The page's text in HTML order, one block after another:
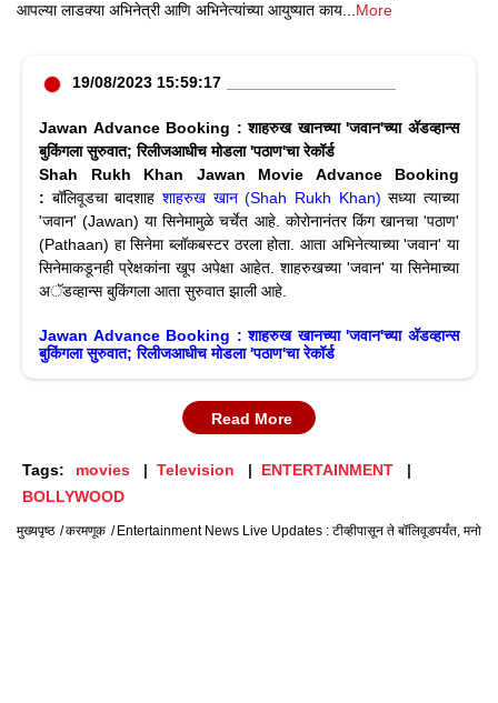
आपल्या लाडक्या अभिनेत्री आणि अभिनेत्यांच्या आयुष्यात काय
More
19/08/2023 15:59:17
Jawan Advance Booking : शाहरुख खानच्या 'जवान'च्या अ‍ॅडव्हान्स
बुकिंगला सुरुवात; रिलीजआधीच मोडला 'पठाण'चा रेकॉर्ड
Shah Rukh Khan Jawan Movie Advance Booking
: बॉलिवूडचा बादशाह शाहरुख खान (Shah Rukh Khan) सध्या त्याच्या
'जवान' (Jawan) या सिनेमामुळे चर्चेत आहे. कोरोनानंतर किंग खानचा 'पठाण'
(Pathaan) हा सिनेमा ब्लॉकबस्टर ठरला होता. आता अभिनेत्याच्या 'जवान' या
सिनेमाकडूनही प्रेक्षकांना खूप अपेक्षा आहेत. शाहरुखच्या 'जवान' या सिनेमाच्या
अॅडव्हान्स बुकिंगला आता सुरुवात झाली आहे.
Jawan Advance Booking : शाहरुख खानच्या 'जवान'च्या अ‍ॅडव्हान्स
बुकिंगला सुरुवात; रिलीजआधीच मोडला 'पठाण'चा रेकॉर्ड
Read More
Tags: movies Television
ENTERTAINMENT
BOLLYWOOD
मुख्यपृष्ठ करमणूक Entertainment News Live Updates : टीव्हीपासून ते बॉलिवूडपर्यंत,